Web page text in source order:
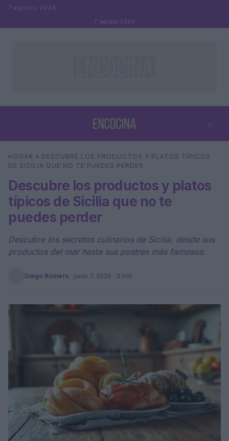
Saltar al contenido
7 agosto 2026
7 agosto 2026
⌕
Buscar ⌕ ×
HOGAR » DESCUBRE LOS PRODUCTOS Y PLATOS TÍPICOS
DE SICILIA QUE NO TE PUEDES PERDER
Descubre los productos y platos
típicos de Sicilia que no te
puedes perder
Descubre los secretos culinarios de Sicilia, desde sus
productos del mar hasta sus postres más famosos.
Diego Romero · junio 7, 2026 · 3 min